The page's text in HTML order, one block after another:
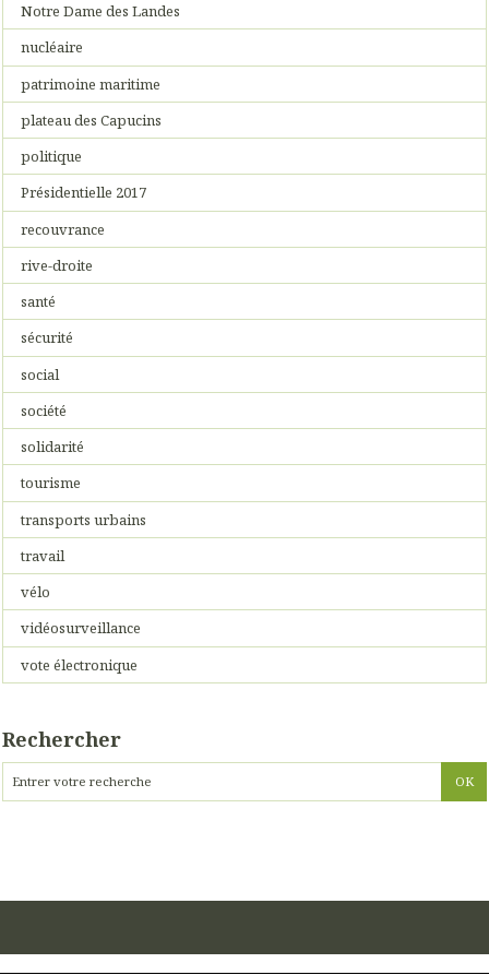
Notre Dame des Landes
nucléaire
patrimoine maritime
plateau des Capucins
politique
Présidentielle 2017
recouvrance
rive-droite
santé
sécurité
social
société
solidarité
tourisme
transports urbains
travail
vélo
vidéosurveillance
vote électronique
Rechercher